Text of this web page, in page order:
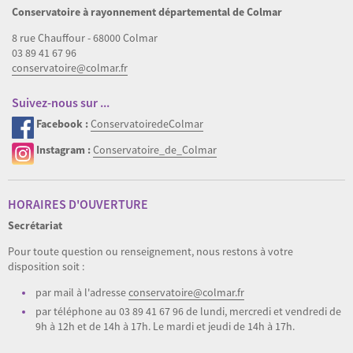
Conservatoire à rayonnement départemental de Colmar
8 rue Chauffour - 68000 Colmar
03 89 41 67 96
conservatoire@colmar.fr
Suivez-nous sur ...
Facebook :ConservatoiredeColmar
Instagram :Conservatoire_de_Colmar
HORAIRES D'OUVERTURE
Secrétariat
Pour toute question ou renseignement, nous restons à votre
disposition soit :
par mail à l'adresseconservatoire@colmar.fr
par téléphone au 03 89 41 67 96 de lundi, mercredi et vendredi de
9h à 12h et de 14h à 17h. Le mardi et jeudi de 14h à 17h.